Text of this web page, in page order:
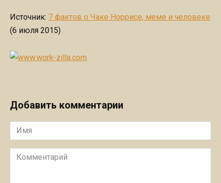
Источник: 7 фактов о Чаке Норрисе, меме и человеке
(6 июля 2015)
Добавить комментарии
Имя
Комментарий